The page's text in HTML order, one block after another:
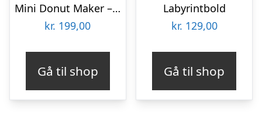
Mini Donut Maker – KitchPro
kr. 199,00
Gå til shop
Labyrintbold
kr. 129,00
Gå til shop